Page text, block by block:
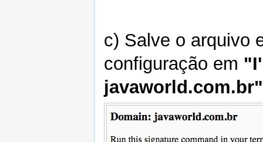
c) Salve o arquivo
configuração em
javaworld.com.br"